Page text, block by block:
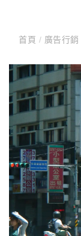
首頁 / 廣告行銷